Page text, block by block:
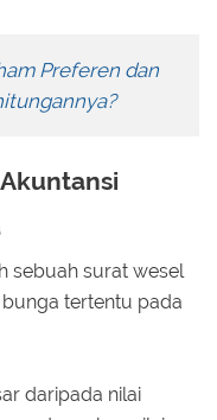
Preferen dan
sebuah surat wesel
tertentu pada
daripada nilai